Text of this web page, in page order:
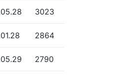
3023
2864
2790